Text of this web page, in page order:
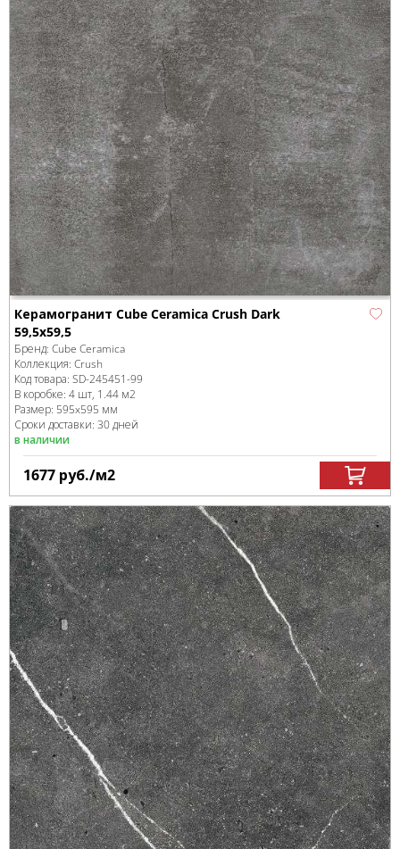
Керамогранит Cube Ceramica Crush Dark
59,5x59,5
Бренд: Cube Ceramica
Коллекция: Crush
Код товара: SD-245451-99
В коробке: 4 шт, 1.44 м2
Размер: 595x595 мм
Сроки доставки: 30 дней
в наличии
1677 руб./м2